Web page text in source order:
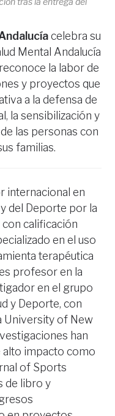
celebra su
Mental Andalucía
la labor de
y proyectos que
a la defensa de
la sensibilización y
las personas con
familias.
internacional en
del Deporte por la
calificación
en el uso
terapéutica
profesor en la
en el grupo
y Deporte, con
University of New
han
alto impacto como
of Sports
de libro y